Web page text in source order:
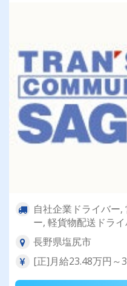
自社企業ドライバー
ー, 軽貨物配送ドラ
長野県塩尻市
[正]月給23.48万円～